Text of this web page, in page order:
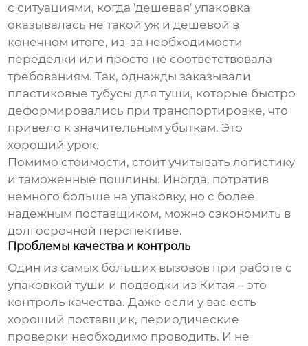
с ситуациями, когда 'дешевая' упаковка
оказывалась не такой уж и дешевой в
конечном итоге, из-за необходимости
переделки или просто не соответствовала
требованиям. Так, однажды заказывали
пластиковые тубусы для туши, которые быстро
деформировались при транспортировке, что
привело к значительным убыткам. Это
хороший урок.
Помимо стоимости, стоит учитывать логистику
и таможенные пошлины. Иногда, потратив
немного больше на упаковку, но с более
надежным поставщиком, можно сэкономить в
долгосрочной перспективе.
Проблемы качества и контроль
Один из самых больших вызовов при работе с
упаковкой туши и подводки из Китая – это
контроль качества. Даже если у вас есть
хороший поставщик, периодические
проверки необходимо проводить. И не